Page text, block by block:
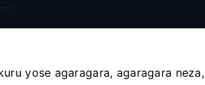
yose agaragara, agaragara neza,